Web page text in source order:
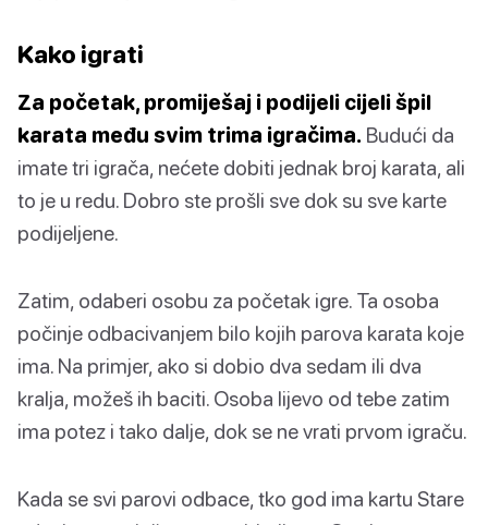
Kako igrati
Za početak, promiješaj i podijeli cijeli špil
karata među svim trima igračima. Budući da
imate tri igrača, nećete dobiti jednak broj karata, ali
to je u redu. Dobro ste prošli sve dok su sve karte
podijeljene.
Zatim, odaberi osobu za početak igre. Ta osoba
počinje odbacivanjem bilo kojih parova karata koje
ima. Na primjer, ako si dobio dva sedam ili dva
kralja, možeš ih baciti. Osoba lijevo od tebe zatim
ima potez i tako dalje, dok se ne vrati prvom igraču.
Kada se svi parovi odbace, tko god ima kartu Stare